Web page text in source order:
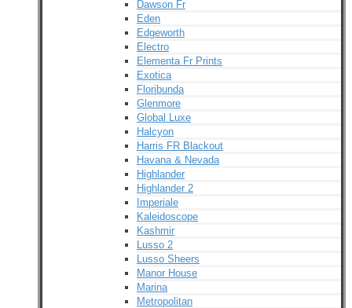
Dawson Fr
Eden
Edgeworth
Electro
Elementa Fr Prints
Exotica
Floribunda
Glenmore
Global Luxe
Halcyon
Harris FR Blackout
Havana & Nevada
Highlander
Highlander 2
Imperiale
Kaleidoscope
Kashmir
Lusso 2
Lusso Sheers
Manor House
Marina
Metropolitan